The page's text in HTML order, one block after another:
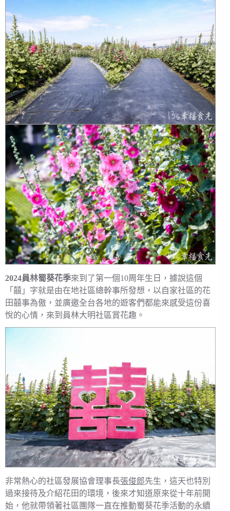
2024員林蜀葵花季來到了第一個10周年生日，據說這個
「囍」字就是由在地社區總幹事所發想，以自家社區的花
田囍事為傲，並廣邀全台各地的遊客們都能來感受這份喜
悅的心情，來到員林大明社區賞花趣。
非常熱心的社區發展協會理事長張俊郎先生，這天也特別
過來接待及介紹花田的環境，後來才知道原來從十年前開
始，他就帶領著社區團隊一直在推動蜀葵花季活動的永續